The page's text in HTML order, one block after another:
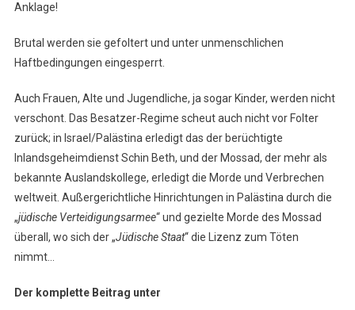
Anklage!
Brutal werden sie gefoltert und unter unmenschlichen
Haftbedingungen eingesperrt.
Auch Frauen, Alte und Jugendliche, ja sogar Kinder, werden nicht
verschont. Das Besatzer-Regime scheut auch nicht vor Folter
zurück; in Israel/Palästina erledigt das der berüchtigte
Inlandsgeheimdienst Schin Beth, und der Mossad, der mehr als
bekannte Auslandskollege, erledigt die Morde und Verbrechen
weltweit. Außergerichtliche Hinrichtungen in Palästina durch die
„jüdische Verteidigungsarmee“ und gezielte Morde des Mossad
überall, wo sich der „Jüdische Staat“ die Lizenz zum Töten
nimmt…
Der komplette Beitrag unter